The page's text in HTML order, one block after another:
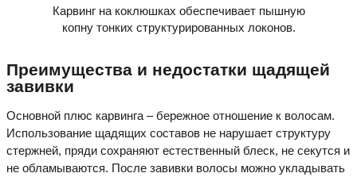
Карвинг на коклюшках обеспечивает пышную
копну тонких структурированных локонов.
Преимущества и недостатки щадящей
завивки
Основной плюс карвинга – бережное отношение к волосам.
Использование щадящих составов не нарушает структуру
стержней, пряди сохраняют естественный блеск, не секутся и
не обламываются. После завивки волосы можно укладывать